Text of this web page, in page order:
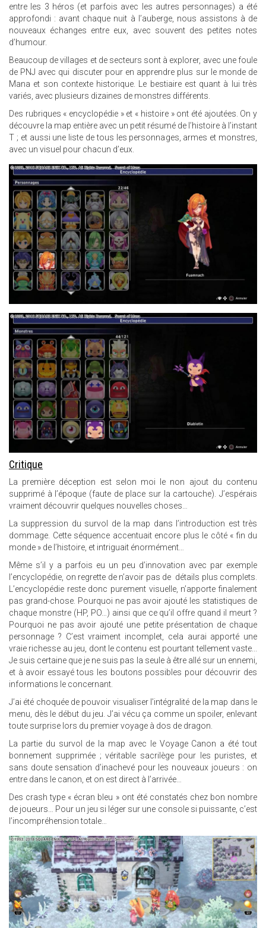
entre les 3 héros (et parfois avec les autres personnages) a été
approfondi : avant chaque nuit à l’auberge, nous assistons à de
nouveaux échanges entre eux, avec souvent des petites notes
d’humour.
Beaucoup de villages et de secteurs sont à explorer, avec une foule
de PNJ avec qui discuter pour en apprendre plus sur le monde de
Mana et son contexte historique. Le bestiaire est quant à lui très
variés, avec plusieurs dizaines de monstres différents.
Des rubriques « encyclopédie » et « histoire » ont été ajoutées. On y
découvre la map entière avec un petit résumé de l’histoire à l’instant
T ; et aussi une liste de tous les personnages, armes et monstres,
avec un visuel pour chacun d’eux.
3.JPG
8.JPG
Critique
La première déception est selon moi le non ajout du contenu
supprimé à l’époque (faute de place sur la cartouche). J’espérais
vraiment découvrir quelques nouvelles choses…
La suppression du survol de la map dans l’introduction est très
dommage. Cette séquence accentuait encore plus le côté « fin du
monde » de l’histoire, et intriguait énormément…
Même s’il y a parfois eu un peu d’innovation avec par exemple
l’encyclopédie, on regrette de n’avoir pas de détails plus complets.
L’encyclopédie reste donc purement visuelle, n’apporte finalement
pas grand-chose. Pourquoi ne pas avoir ajouté les statistiques de
chaque monstre (HP, PO…) ainsi que ce qu’il offre quand il meurt ?
Pourquoi ne pas avoir ajouté une petite présentation de chaque
personnage ? C’est vraiment incomplet, cela aurai apporté une
vraie richesse au jeu, dont le contenu est pourtant tellement vaste...
Je suis certaine que je ne suis pas la seule à être allé sur un ennemi,
et à avoir essayé tous les boutons possibles pour découvrir des
informations le concernant.
J’ai été choquée de pouvoir visualiser l’intégralité de la map dans le
menu, dès le début du jeu. J’ai vécu ça comme un spoiler, enlevant
toute surprise lors du premier voyage à dos de dragon.
La partie du survol de la map avec le Voyage Canon a été tout
bonnement supprimée ; véritable sacrilège pour les puristes, et
sans doute sensation d’inachevé pour les nouveaux joueurs : on
entre dans le canon, et on est direct à l’arrivée…
Des crash type « écran bleu » ont été constatés chez bon nombre
de joueurs… Pour un jeu si léger sur une console si puissante, c’est
l’incompréhension totale…
22.JPG